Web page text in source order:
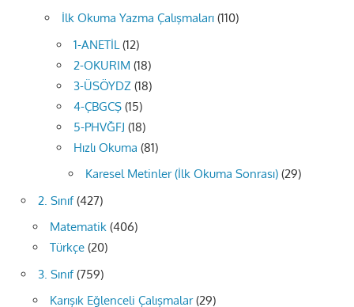
İlk Okuma Yazma Çalışmaları (110)
1-ANETİL (12)
2-OKURIM (18)
3-ÜSÖYDZ (18)
4-ÇBGCŞ (15)
5-PHVĞFJ (18)
Hızlı Okuma (81)
Karesel Metinler (İlk Okuma Sonrası) (29)
2. Sınıf(427)
Matematik (406)
Türkçe (20)
3. Sınıf(759)
Karışık Eğlenceli Çalışmalar(29)